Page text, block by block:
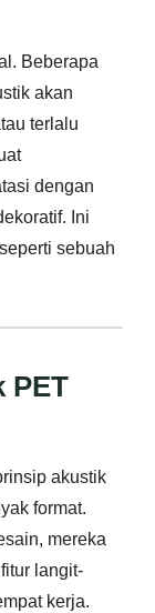
Beberapa
akan
terlalu
dengan
Ini
sebuah
PET
akustik
format.
mereka
langit-
kerja.